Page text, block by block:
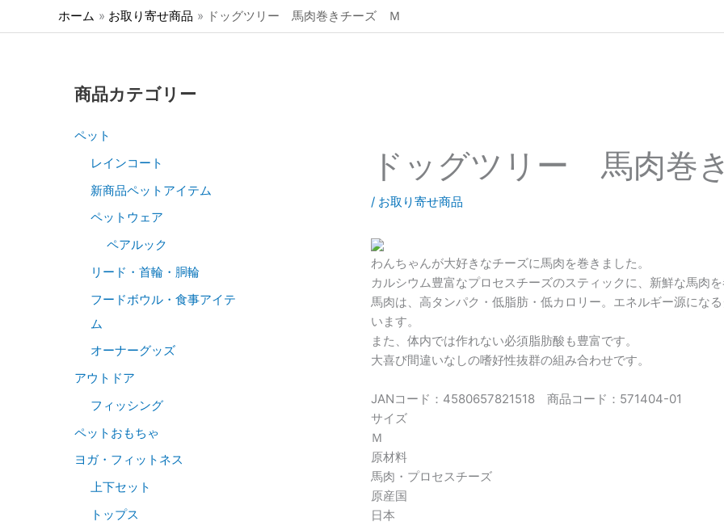
ホーム お取り寄せ商品 ドッグツリー 馬肉巻きチーズ Ｍ
商品カテゴリー
ペット
レインコート
新商品ペットアイテム
ペットウェア
ペアルック
リード・首輪・胴輪
フードボウル・食事アイテ
ム
オーナーグッズ
アウトドア
フィッシング
ペットおもちゃ
ヨガ・フィットネス
上下セット
トップス
ドッグツリー 馬肉巻
/ お取り寄せ商品
わんちゃんが大好きなチーズに馬肉を巻きました。
カルシウム豊富なプロセスチーズのスティックに、新鮮な馬肉を
馬肉は、高タンパク・低脂肪・低カロリー。エネルギー源にな
います。
また、体内では作れない必須脂肪酸も豊富です。
大喜び間違いなしの嗜好性抜群の組み合わせです。
JANコード：4580657821518 商品コード：571404-01
サイズ
Ｍ
原材料
馬肉・プロセスチーズ
原産国
日本